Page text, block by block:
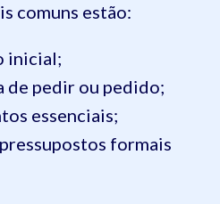
comuns estão:
inicial;
de pedir ou pedido;
essenciais;
formais